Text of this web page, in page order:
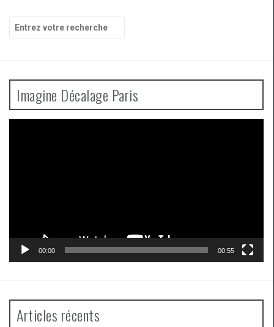
pour
Imagine Décalage Paris
00:00 00:55
Articles récents